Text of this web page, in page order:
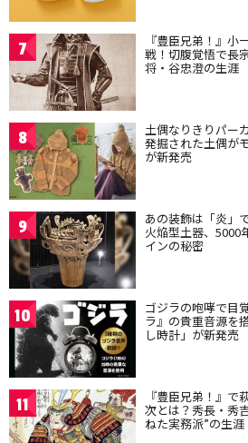
7 『豊臣兄弟！』小
戦！切腹覚悟で長
将・谷忠澄の生涯
8 土偶なりきりパー
発掘された土偶が
が新発売
9 あの装飾は「炎」
火焔型土器、5000
インの秘密
10 ゴジラの咆哮で目
ラ』の貴重音源を
し時計」が新発売
11 『豊臣兄弟！』で
次とは？秀長・秀
ねた実務派”の生涯